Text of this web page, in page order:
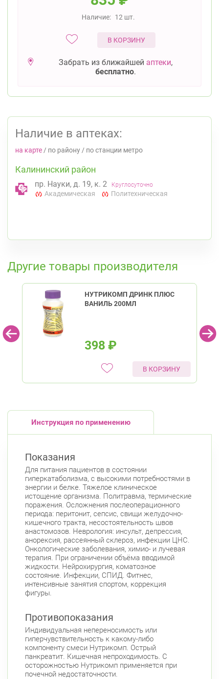
Наличие: 12 шт.
В КОРЗИНУ
Забрать из ближайшей аптеки,
бесплатно.
Наличие в аптеках:
на карте / по району / по станции метро
Калининский район
пр. Науки, д. 19, к. 2 Круглосуточно
Академическая Политехническая
Другие товары производителя
НУТРИКОМП ДРИНК ПЛЮС
ВАНИЛЬ 200МЛ
398 ₽
В КОРЗИНУ
Инструкция по применению
Показания
Для питания пациентов в состоянии
гиперкатаболизма, с высокими потребностями в
энергии и белке. Тяжелое клиническое
истощение организма. Политравма, термические
поражения. Осложнения послеоперационного
периода: перитонит, сепсис, свищи желудочно-
кишечного тракта, несостоятельность швов
анастомозов. Неврология: инсульт, депрессия,
анорексия, рассеянный склероз, инфекции ЦНС.
Онкологические заболевания, химио- и лучевая
терапия. При ограничении объёма вводимой
жидкости. Нейрохирургия, коматозное
состояние. Инфекции, СПИД. Фитнес,
интенсивные занятия спортом, коррекция
фигуры.
Противопоказания
Индивидуальная непереносимость или
гиперчувствительность к какому-либо
компоненту смеси Нутрикомп. Острый
панкреатит. Кишечная непроходимость. С
осторожностью Нутрикомп применяется при
почечной недостаточности.